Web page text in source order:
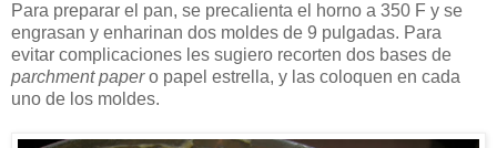
Para preparar el pan, se precalienta el horno a 350 F y se
engrasan y enharinan dos moldes de 9 pulgadas. Para
evitar complicaciones les sugiero recorten dos bases de
parchment papero papel estrella, y las coloquen en cada
uno de los moldes.